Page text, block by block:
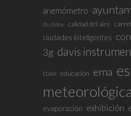
anemómetro
de datos calidad del aire
ciudades inteligentes
3g davis
EDAR educación ema
meteorológica
evaporación exhibición